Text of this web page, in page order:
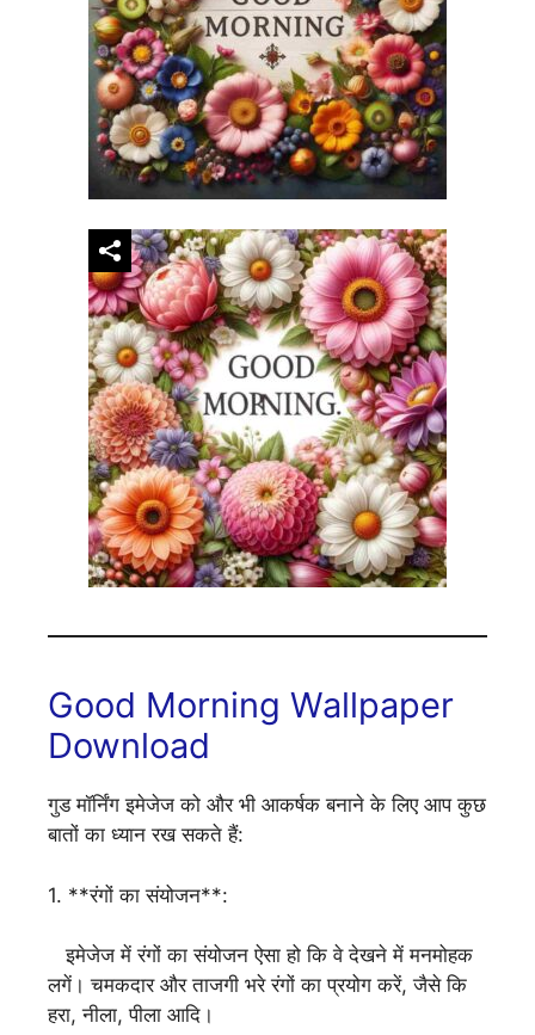
Good Morning Wallpaper
Download
गुड मॉर्निंग इमेजेज को और भी आकर्षक बनाने के लिए आप कुछ
बातों का ध्यान रख सकते हैं:
1. **रंगों का संयोजन**:
इमेजेज में रंगों का संयोजन ऐसा हो कि वे देखने में मनमोहक
लगें। चमकदार और ताजगी भरे रंगों का प्रयोग करें, जैसे कि
हरा, नीला, पीला आदि।